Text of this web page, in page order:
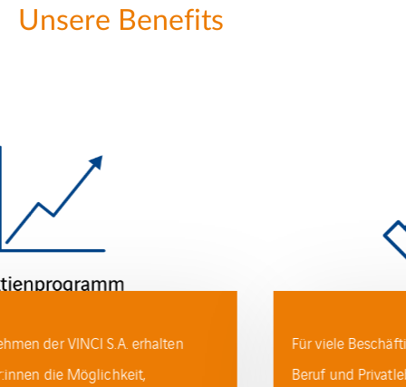
Unsere Benefits
Für viele Beschäftigte wird die Vereinbarkeit von
Beruf und Privatleben zu einer immer größeren